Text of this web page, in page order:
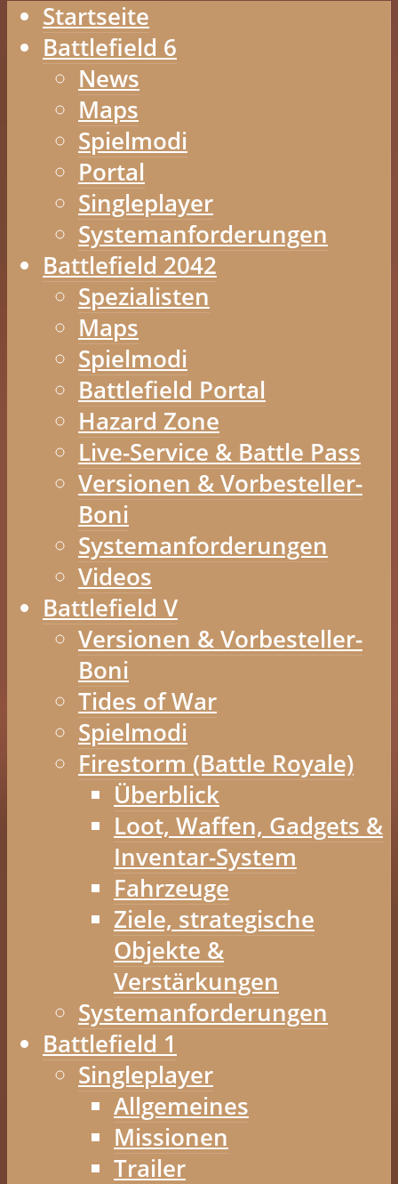
Startseite
Battlefield 6
News
Maps
Spielmodi
Portal
Singleplayer
Systemanforderungen
Battlefield 2042
Spezialisten
Maps
Spielmodi
Battlefield Portal
Hazard Zone
Live-Service & Battle Pass
Versionen & Vorbesteller-
Boni
Systemanforderungen
Videos
Battlefield V
Versionen & Vorbesteller-
Boni
Tides of War
Spielmodi
Firestorm (Battle Royale)
Überblick
Loot, Waffen, Gadgets &
Inventar-System
Fahrzeuge
Ziele, strategische
Objekte &
Verstärkungen
Systemanforderungen
Battlefield 1
Singleplayer
Allgemeines
Missionen
Trailer